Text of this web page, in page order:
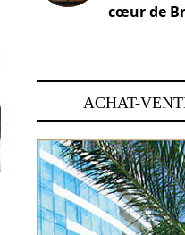
cœur de
ACHAT-